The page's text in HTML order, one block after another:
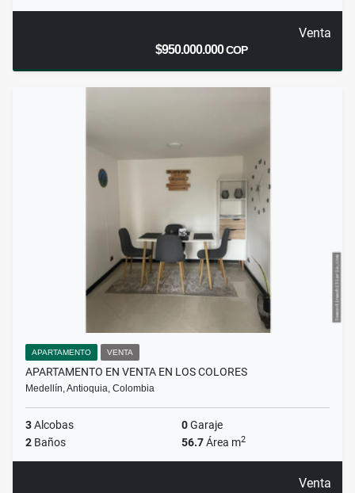
Venta
$950.000.000COP
APARTAMENTO VENTA
APARTAMENTO EN VENTA EN LOS COLORES
Medellín, Antioquia, Colombia
3Alcobas 0Garaje
2 Baños 56.7Área m2
Venta